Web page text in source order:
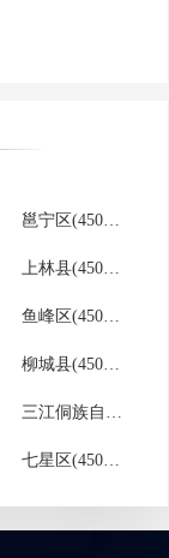
邕宁区(450109)
上林县(450125)
鱼峰区(450203)
柳城县(450222)
七星区(450305)